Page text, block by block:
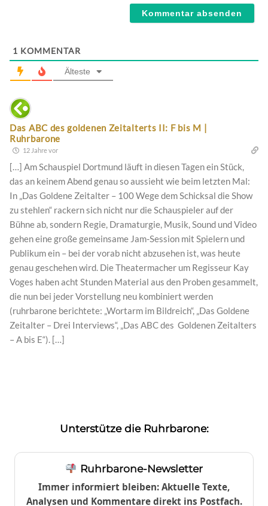
1 KOMMENTAR
Älteste
Das ABC des goldenen Zeitalterts II: F bis M |
Ruhrbarone
12 Jahre vor
[…] Am Schauspiel Dortmund läuft in diesen Tagen ein Stück,
das an keinem Abend genau so aussieht wie beim letzten Mal:
In „Das Goldene Zeitalter – 100 Wege dem Schicksal die Show
zu stehlen“ rackern sich nicht nur die Schauspieler auf der
Bühne ab, sondern Regie, Dramaturgie, Musik, Sound und Video
gehen eine große gemeinsame Jam-Session mit Spielern und
Publikum ein – bei der vorab nicht abzusehen ist, was heute
genau geschehen wird. Die Theatermacher um Regisseur Kay
Voges haben acht Stunden Material aus den Proben gesammelt,
die nun bei jeder Vorstellung neu kombiniert werden
(ruhrbarone berichtete: „Wortarm im Bildreich“, „Das Goldene
Zeitalter – Drei Interviews“, „Das ABC des Goldenen Zeitalters
– A bis E“). […]
Unterstütze die Ruhrbarone:
Ruhrbarone-Newsletter
Immer informiert bleiben: Aktuelle Texte,
Analysen und Kommentare direkt ins Postfach.